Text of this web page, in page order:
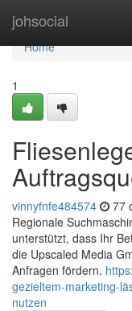
johsocial
Home
Home
1
vinnyfnfe484574 77
Regionale
unterstützt, dass Ihr
die Upscaled Media
Anfragen fördern.
gezieltem-marketing-
nutzen